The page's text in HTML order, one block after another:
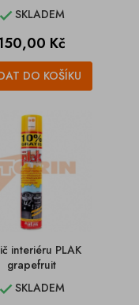
SKLADEM
Kč
DO KOŠÍKU
interiéru PLAK
grapefruit
SKLADEM